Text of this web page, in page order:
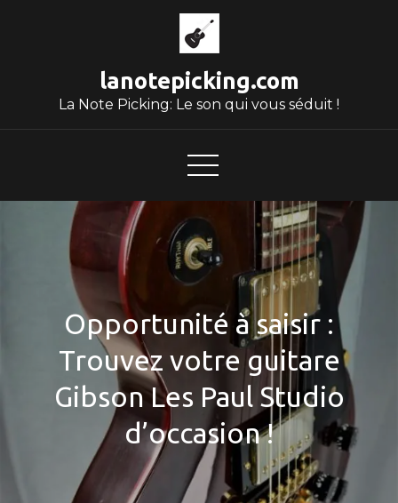
lanotepicking.com
La Note Picking: Le son qui vous séduit !
Opportunité à saisir :
Trouvez votre guitare
Gibson Les Paul Studio
d’occasion !